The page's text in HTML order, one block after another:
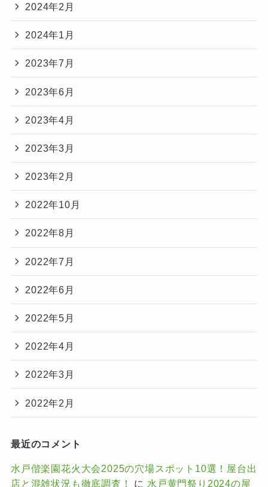
2024年2月
2024年1月
2023年7月
2023年6月
2023年4月
2023年3月
2023年2月
2022年10月
2022年8月
2022年7月
2022年6月
2022年5月
2022年4月
2022年3月
2022年2月
最近のコメント
水戸偕楽園花火大会2025の穴場スポット10選！屋台出
店と混雑状況も徹底調査！
に 水戸黄門祭り2024の屋